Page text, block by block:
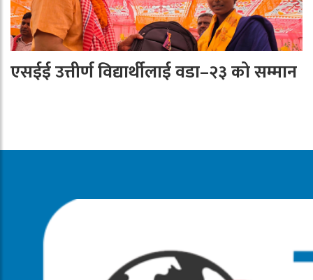
एसईई उत्तीर्ण विद्यार्थीलाई वडा–२३ को सम्मान